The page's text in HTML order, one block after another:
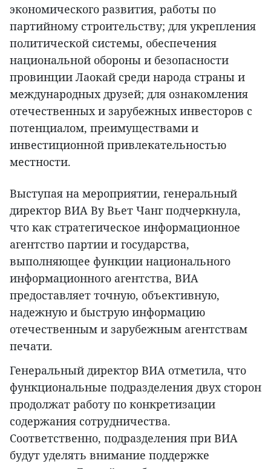
экономического развития, работы по
партийному строительству; для укрепления
политической системы, обеспечения
национальной обороны и безопасности
провинции Лаокай среди народа страны и
международных друзей; для ознакомления
отечественных и зарубежных инвесторов с
потенциалом, преимуществами и
инвестиционной привлекательностью
местности.
Выступая на мероприятии, генеральный
директор ВИА Ву Вьет Чанг подчеркнула,
что как стратегическое информационное
агентство партии и государства,
выполняющее функции национального
информационного агентства, ВИА
предоставляет точную, объективную,
надежную и быструю информацию
отечественным и зарубежным агентствам
печати.
Генеральный директор ВИА отметила, что
функциональные подразделения двух сторон
продолжат работу по конкретизации
содержания сотрудничества.
Соответственно, подразделения при ВИА
будут уделять внимание поддержке